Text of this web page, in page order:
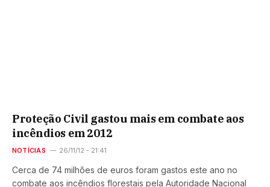
Proteção Civil gastou mais em combate aos
incêndios em 2012
NOTÍCIAS 26/11/12 - 21:41
Cerca de 74 milhões de euros foram gastos este ano no
combate aos incêndios florestais pela Autoridade Nacional